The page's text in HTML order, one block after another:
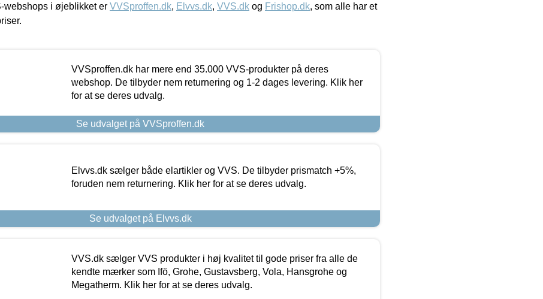
i øjeblikket er VVSproffen.dk, Elvvs.dk, VVS.dk og Frishop.dk, som alle har et
VVSproffen.dk har mere end 35.000 VVS-produkter på deres
webshop. De tilbyder nem returnering og 1-2 dages levering. Klik her
for at se deres udvalg.
Se udvalget på VVSproffen.dk
Elvvs.dk sælger både elartikler og VVS. De tilbyder prismatch +5%,
foruden nem returnering. Klik her for at se deres udvalg.
Se udvalget på Elvvs.dk
VVS.dk sælger VVS produkter i høj kvalitet til gode priser fra alle de
kendte mærker som Ifö, Grohe, Gustavsberg, Vola, Hansgrohe og
Megatherm. Klik her for at se deres udvalg.